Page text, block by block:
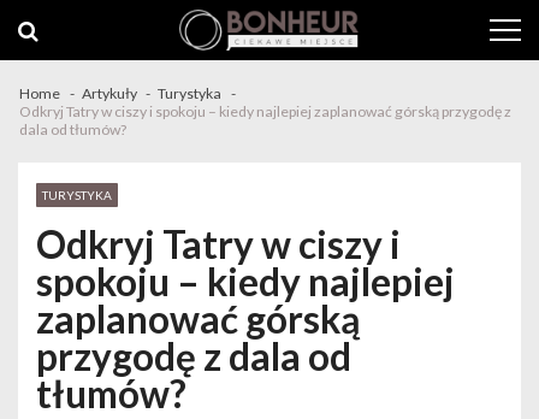
Home Artykuły
Turystyka
Odkryj Tatry w ciszy i spokoju – kiedy najlepiej zaplanować górską przygodę z
dala od tłumów?
TURYSTYKA
Odkryj Tatry w ciszy i
spokoju – kiedy najlepiej
zaplanować górską
przygodę z dala od
tłumów?